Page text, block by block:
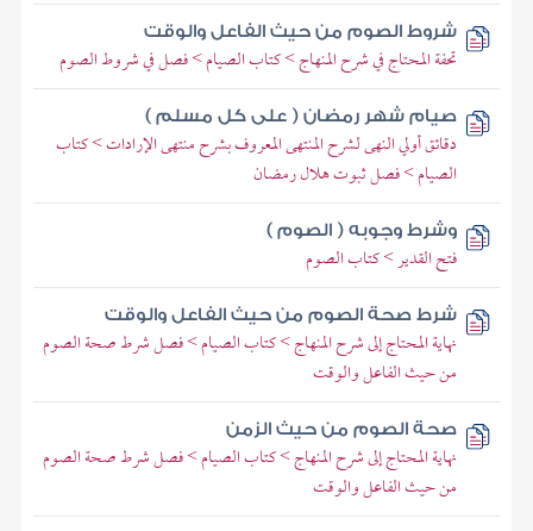
شروط الصوم من حيث الفاعل والوقت
تحفة المحتاج في شرح المنهاج > كتاب الصيام > فصل في شروط الصوم
صيام شهر رمضان ( على كل مسلم )
دقائق أولي النهى لشرح المنتهى المعروف بشرح منتهى الإرادات > كتاب
الصيام > فصل ثبوت هلال رمضان
وشرط وجوبه ( الصوم )
فتح القدير > كتاب الصوم
شرط صحة الصوم من حيث الفاعل والوقت
نهاية المحتاج إلى شرح المنهاج > كتاب الصيام > فصل شرط صحة الصوم
من حيث الفاعل والوقت
صحة الصوم من حيث الزمن
نهاية المحتاج إلى شرح المنهاج > كتاب الصيام > فصل شرط صحة الصوم
من حيث الفاعل والوقت